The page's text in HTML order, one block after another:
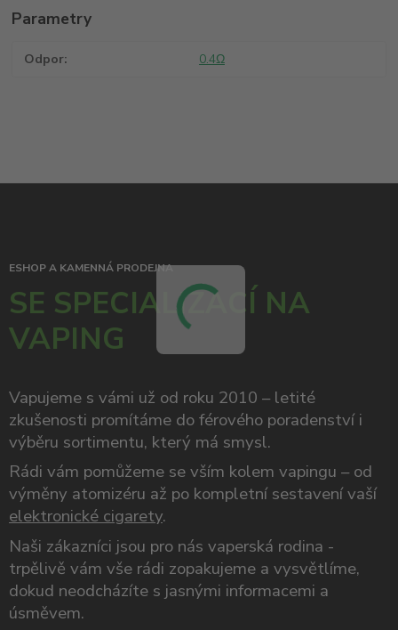
Parametry
Odpor 0.4Ω
ESHOP A KAMENNÁ PRODEJNA
SE SPECIALIZACÍ NA
VAPING
Vapujeme s vámi už od roku 2010 – letité
zkušenosti promítáme do férového poradenství i
výběru sortimentu, který má smysl.
Rádi vám pomůžeme se vším kolem vapingu – od
výměny atomizéru až po kompletní sestavení vaší
elektronické cigarety.
Naši zákazníci jsou pro nás vaperská rodina -
trpělivě vám vše rádi zopakujeme a vysvětlíme,
dokud neodcházíte s jasnými informacemi a
úsměvem.